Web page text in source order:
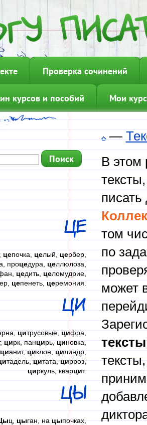
Проверка сочинений
курсов и пособий Мои
ЦЕ
цепочка, целый, цербер,
процедура, целлюлоза,
цедить, целомудрие,
цепенеть,церемония.
ЦИ
цитрусовые,цифра,
цирк, панцирь,циновка,
цианит,циклон,цилиндр,
тадель,цитата,цирроз,
циркуль, кварцит.
ЦЫ
ц,цыган, нацыпочках,
—
В этом
писать
том
по
может
тексты